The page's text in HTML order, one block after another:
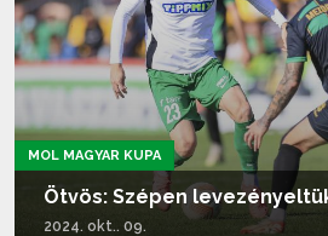
MOL MAGYAR KUPA
Ötvös: Szépen
2024. okt.. 09.